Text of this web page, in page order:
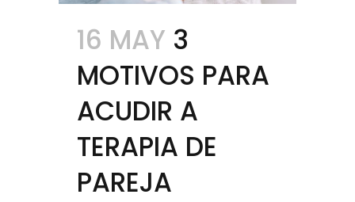
16 MAY 3
MOTIVOS PARA
ACUDIR A
TERAPIA DE
PAREJA